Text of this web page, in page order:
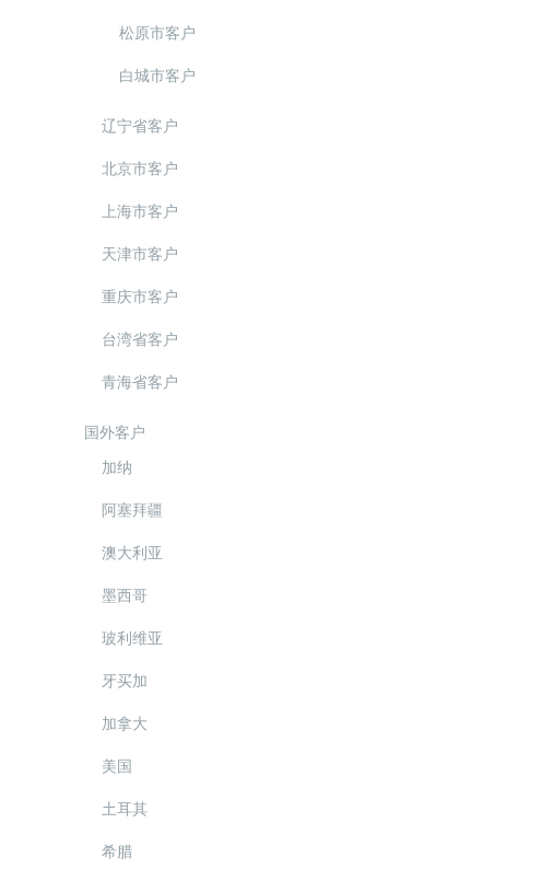
松原市客户
白城市客户
辽宁省客户
北京市客户
上海市客户
天津市客户
重庆市客户
台湾省客户
青海省客户
国外客户
加纳
阿塞拜疆
澳大利亚
墨西哥
玻利维亚
牙买加
加拿大
美国
土耳其
希腊